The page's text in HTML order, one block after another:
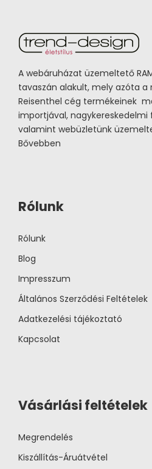
A webáruházat üzemeltető
tavaszán alakult, mely azóta a
Reisenthel cég termékeinek
importjával, nagykereskedelmi
valamint webüzletünk
Bővebben
Rólunk
Rólunk
Blog
Impresszum
Általános Szerződési Feltételek
Adatkezelési tájékoztató
Kapcsolat
Vásárlási feltételek
Megrendelés
Kiszállítás-Áruátvétel